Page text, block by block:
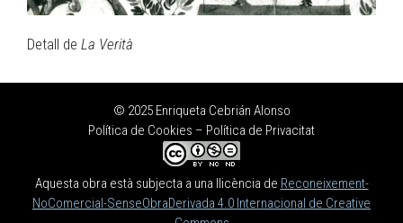
Detall de La Verità
© 2025 Enriqueta Cebrián Alonso
Política de Cookies – Política de Privacitat
Aquesta obra està subjecta a una llicència de Reconeixement-
NoComercial-SenseObraDerivada 4.0 Internacional de Creative